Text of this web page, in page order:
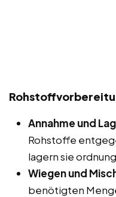
Annahme und
Rohstoffe
lagern sie
Wiegen und
benötigten